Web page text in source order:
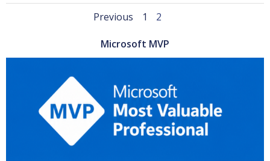
Posts
navigation
Previous
Posts
navigation
Page
1 Page
2
Microsoft MVP